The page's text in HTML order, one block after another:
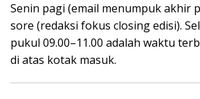
Senin pagi (email menumpuk akhir
sore (redaksi fokus closing edisi).
pukul 09.00–11.00 adalah waktu
di atas kotak masuk.